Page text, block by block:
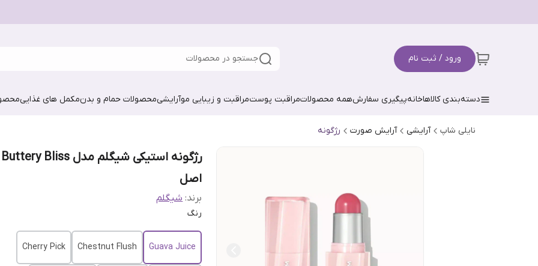
ورود / ثبت نام جستجو در محصولات
دسته‌بندی کالاهاخانهپیگیری سفارشهمه محصولاتمراقبت پوستمراقبت و زیبایی موآرایشیمحصولات حمام و بدنمکمل های غذایی
نایلی شاپ آرایشی آرایش صورت رژگونه
اصل
برند: شیگلم
رنگ
Guava Juice
Chestnut Flush
Cherry Pick